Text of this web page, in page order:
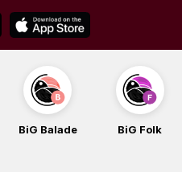
BiG Balade BiG Folk